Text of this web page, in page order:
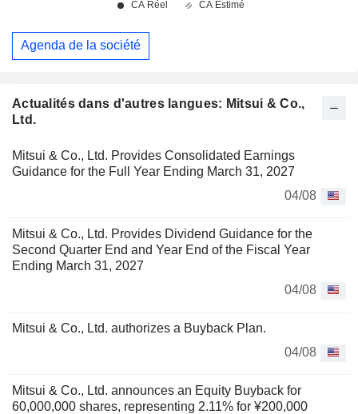
Actualités dans d'autres langues: Mitsui & Co.,
Ltd.
Mitsui & Co., Ltd. Provides Consolidated Earnings
Guidance for the Full Year Ending March 31, 2027
04/08
Mitsui & Co., Ltd. Provides Dividend Guidance for the
Second Quarter End and Year End of the Fiscal Year
Ending March 31, 2027
04/08
Mitsui & Co., Ltd. authorizes a Buyback Plan.
04/08
Mitsui & Co., Ltd. announces an Equity Buyback for
60,000,000 shares, representing 2.11% for ¥200,000
Agenda de la société